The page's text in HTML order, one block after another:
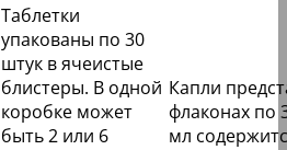
Таблетки
упакованы по 30
штук в ячеистые
блистеры. В одной
коробке может
быть 2 или 6
Капли
флаконах по
мл